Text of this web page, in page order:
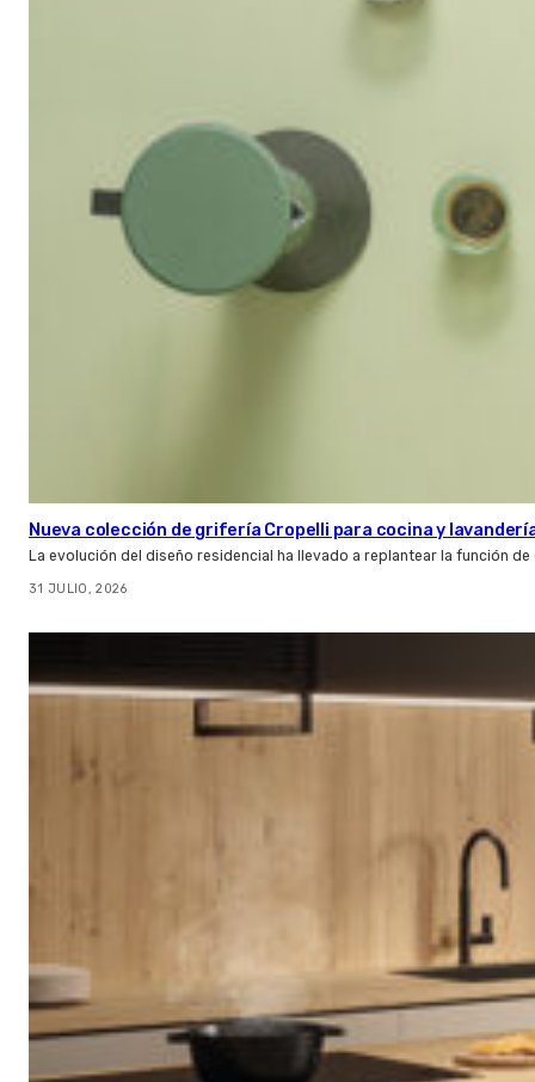
Nueva colección de grifería Cropelli para cocina y
La evolución del diseño residencial ha llevado a replantear la función
31 JULIO, 2026